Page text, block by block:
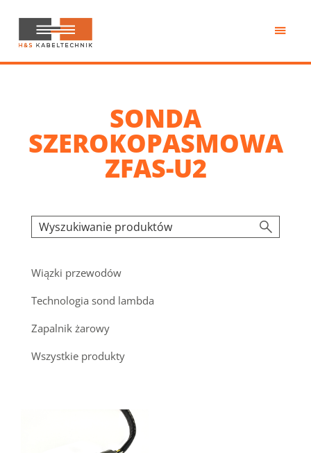
treści
H&S
Kabeltechnik
SONDA
SZEROKOPASMOWA
ZFAS-U2
Wiązki przewodów
Technologia sond lambda
Zapalnik żarowy
Wszystkie produkty